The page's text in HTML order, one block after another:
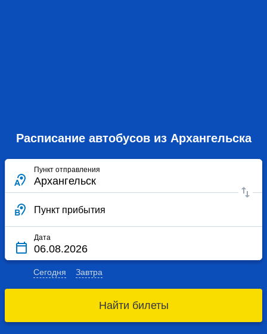
Расписание автобусов из Архангельска
Пункт отправления
Пункт прибытия
Дата
Сегодня Завтра
Найти билеты